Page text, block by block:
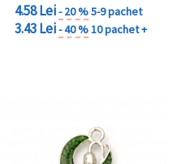
4.58 Lei- 20 %5-9 pachet
3.43 Lei- 40 %10 pachet +